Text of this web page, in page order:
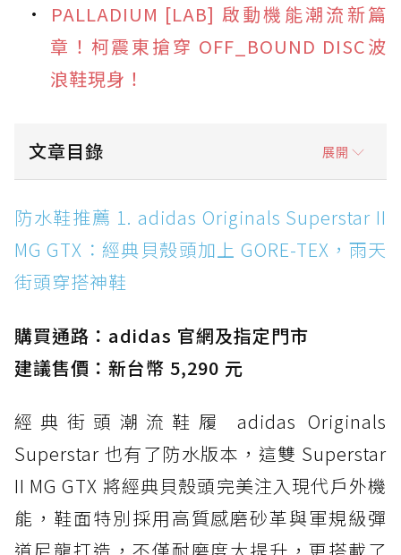
PALLADIUM [LAB] 啟動機能潮流新篇
章！柯震東搶穿 OFF_BOUND DISC波
浪鞋現身！
文章目錄 展開
防水鞋推薦 1. adidas Originals Superstar II
MG GTX：經典貝殼頭加上 GORE-TEX，雨天街
頭穿搭神鞋
防水鞋推薦 2. New Balance Hierro v9 GORE-
防水鞋推薦 3. Nike Dunk Low GORE-TEX：
經典 Dunk 輪廓加上防水科技，雨天穿搭帥度不
打折
防水鞋推薦 4. ASICS TRABUCO 14 GTX：搭
載 GORE-TEX 隱形貼合科技，全方位防水神鞋
防水鞋推薦 5. Salomon XT-6 GORE-TEX：潮
人必備山系鞋王！防滑、防水與街頭顏值一次攻
頂
防水鞋推薦 1. adidas Originals Superstar II
MG GTX：經典貝殼頭加上 GORE-TEX，雨天
街頭穿搭神鞋
購買通路：adidas 官網及指定門市
建議售價：新台幣 5,290 元
經典街頭潮流鞋履 adidas Originals
Superstar 也有了防水版本，這雙 Superstar
II MG GTX 將經典貝殼頭完美注入現代戶外機
能，鞋面特別採用高質感磨砂革與軍規級彈